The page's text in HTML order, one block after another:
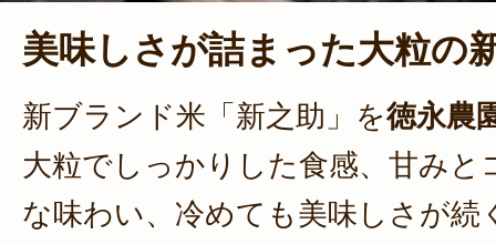
美味しさが詰まった大粒の
新ブランド米「新之助」を徳永農
大粒でしっかりした食感、甘みと
な味わい、冷めても美味しさが続